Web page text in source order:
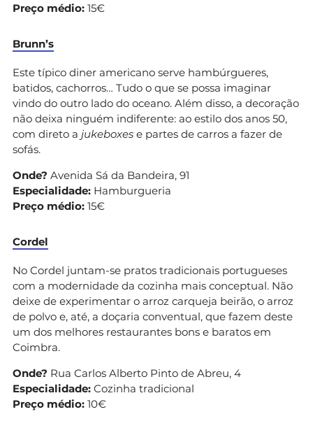
Preço médio: 15€
Brunn’s
Este típico diner americano serve hambúrgueres,
batidos, cachorros… Tudo o que se possa imaginar
vindo do outro lado do oceano. Além disso, a decoração
não deixa ninguém indiferente: ao estilo dos anos 50,
com direto a jukeboxes e partes de carros a fazer de
sofás.
Onde? Avenida Sá da Bandeira, 91
Especialidade: Hamburgueria
Preço médio: 15€
Cordel
No Cordel juntam-se pratos tradicionais portugueses
com a modernidade da cozinha mais conceptual. Não
deixe de experimentar o arroz carqueja beirão, o arroz
de polvo e, até, a doçaria conventual, que fazem deste
um dos melhores restaurantes bons e baratos em
Coimbra.
Onde? Rua Carlos Alberto Pinto de Abreu, 4
Especialidade: Cozinha tradicional
Preço médio: 10€